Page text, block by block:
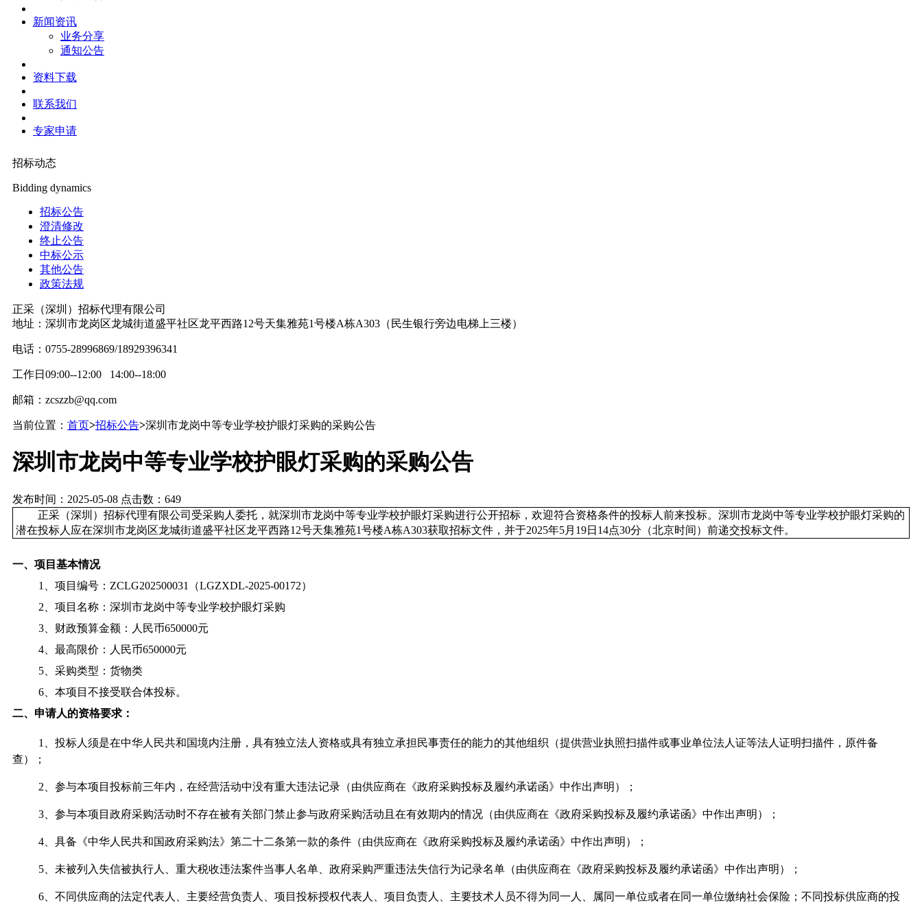
新闻资讯
业务分享
通知公告
资料下载
联系我们
专家申请
招标动态
Bidding dynamics
招标公告
澄清修改
终止公告
中标公示
其他公告
政策法规
正采（深圳）招标代理有限公司
地址：深圳市龙岗区龙城街道盛平社区龙平西路12号天集雅苑1号楼A栋A303（民生银行旁边电梯上三楼）
电话：0755-28996869/18929396341
工作日09:00--12:00 14:00--18:00
邮箱：zcszzb@qq.com
当前位置： 首页>招标公告>深圳市龙岗中等专业学校护眼灯采购的采购公告
深圳市龙岗中等专业学校护眼灯采购的采购公告
发布时间：2025-05-08 点击数：649
正采（深圳）招标代理有限公司受采购人委托，就深圳市龙岗中等专业学校护眼灯采购进行公开招标，欢迎符合资格条件的投标人前来投标。深圳市龙岗中等专业学校护眼灯采购的
潜在投标人应在深圳市龙岗区龙城街道盛平社区龙平西路12号天集雅苑1号楼A栋A303获取招标文件，并于2025年5月19日14点30分（北京时间）前递交投标文件。
一、项目基本情况
1、项目编号：ZCLG202500031（LGZXDL-2025-00172）
2、项目名称：深圳市龙岗中等专业学校护眼灯采购
3、财政预算金额：人民币650000元
4、最高限价：人民币650000元
5、采购类型：货物类
6、本项目不接受联合体投标。
二、申请人的资格要求：
1、投标人须是在中华人民共和国境内注册，具有独立法人资格或具有独立承担民事责任的能力的其他组织（提供营业执照扫描件或事业单位法人证等法人证明扫描件，原件备
查）；
2、参与本项目投标前三年内，在经营活动中没有重大违法记录（由供应商在《政府采购投标及履约承诺函》中作出声明）；
3、参与本项目政府采购活动时不存在被有关部门禁止参与政府采购活动且在有效期内的情况（由供应商在《政府采购投标及履约承诺函》中作出声明）；
4、具备《中华人民共和国政府采购法》第二十二条第一款的条件（由供应商在《政府采购投标及履约承诺函》中作出声明）；
5、未被列入失信被执行人、重大税收违法案件当事人名单、政府采购严重违法失信行为记录名单（由供应商在《政府采购投标及履约承诺函》中作出声明）；
6、不同供应商的法定代表人、主要经营负责人、项目投标授权代表人、项目负责人、主要技术人员不得为同一人、属同一单位或者在同一单位缴纳社会保险；不同投标供应商的投